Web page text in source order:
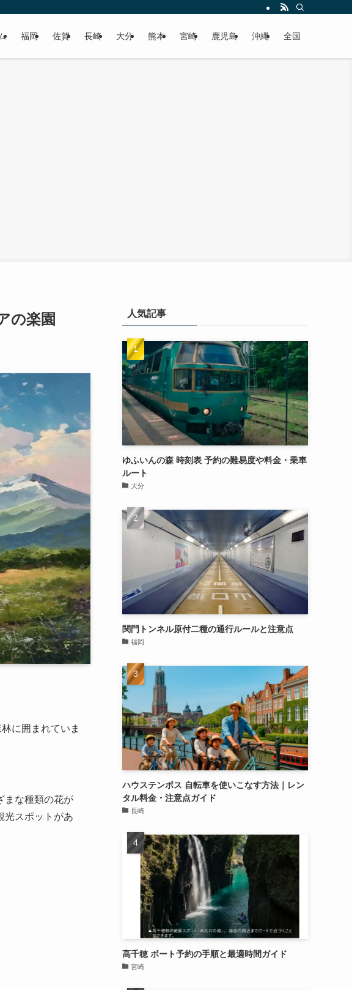
むための情報をお届けします！
福岡 佐賀 長崎 大分 熊本 宮崎 鹿児島 沖縄 全国
の楽園
に囲まれていま
まな種類の花が
光スポットがあ
人気記事
ゆふいんの森 時刻表 予約の難易度や料金・乗車
ルート
大分
関門トンネル原付二種の通行ルールと注意点
福岡
ハウステンボス 自転車を使いこなす方法｜レン
タル料金・注意点ガイド
長崎
高千穂 ボート予約の手順と最適時間ガイド
宮崎